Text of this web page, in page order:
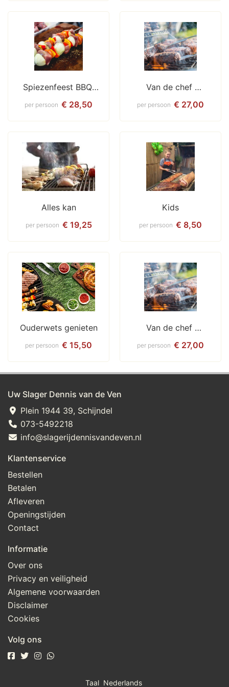
Spiezenfeest BBQ
Compleet€ 28,50
per persoon
Van de chef
Compleet€ 27,00
per persoon
Alles kan
€ 19,25
per persoon
Kids
€ 8,50
per persoon
Ouderwets genieten
€ 15,50
per persoon
Van de chef
Compleet€ 27,00
per persoon
Uw Slager Dennis van de Ven
Plein 1944 39, Schijndel
073-5492218
info@slagerijdennisvandeven.nl
Klantenservice
Bestellen
Betalen
Afleveren
Openingstijden
Contact
Informatie
Over ons
Privacy en veiligheid
Algemene voorwaarden
Disclaimer
Cookies
Volg ons
Taal